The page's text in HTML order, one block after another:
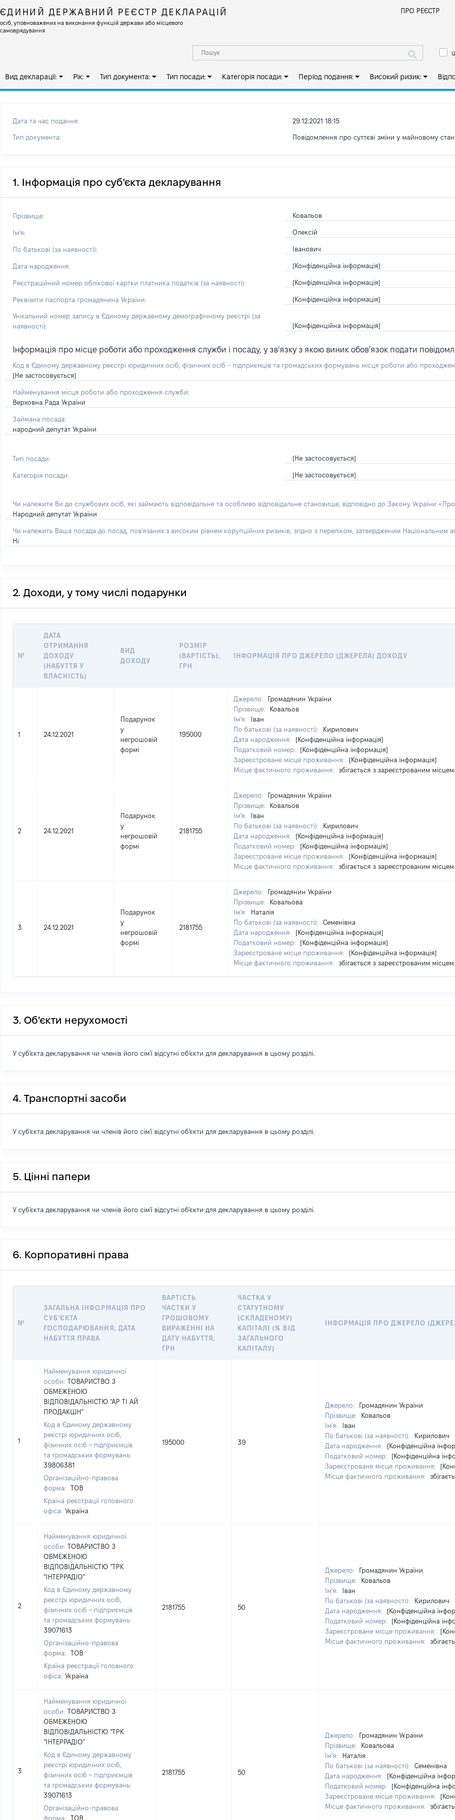
ЄДИНИЙ ДЕРЖАВНИЙ РЕЄСТР ДЕКЛАРАЦІЙ
осіб, уповноважених на виконання функцій держави або місцевого
самоврядування
ПРО РЕЄСТР
Вид декларації: Рік: Тип документа: Тип посади: Категорія посади: Період подання: Високий ризик:
Дата та час подання: 29.12.2021 18:15
Тип документа: Повідомлення про суттєві зміни у майновому
1. Інформація про суб'єкта декларування
Прізвище: Ковальов
Ім'я: Олексій
По батькові (за наявності): Іванович
Дата народження: [Конфіденційна інформація]
Реєстраційний номер облікової картки платника податків (за наявності): [Конфіденційна інформація]
Реквізити паспорта громадянина України: [Конфіденційна інформація]
Унікальний номер запису в Єдиному державному демографічному реєстрі (за
наявності):
[Конфіденційна інформація]
Інформація про місце роботи або проходження служби і посаду, у зв’язку з якою виник обов’язок подати
Код в Єдиному державному реєстрі юридичних осіб, фізичних осіб - підприємців та громадських формувань місця роботи або
[Не застосовується]
Найменування місця роботи або проходження служби:
Верховна Рада України
Займана посада:
народний депутат України
Тип посади: [Не застосовується]
Категорія посади: [Не застосовується]
Чи належите Ви до службових осіб, які займають відповідальне та особливо відповідальне становище, відповідно до Закону України «Про
Народний депутат України
Чи належить Ваша посада до посад, пов'язаних з високим рівнем корупційних ризиків, згідно з переліком, затвердженим Національним
Ні
2. Доходи, у тому числі подарунки
№
ДАТА
ОТРИМАННЯ
ДОХОДУ
(НАБУТТЯ У
ВЛАСНІСТЬ)
ВИД
ДОХОДУ
РОЗМІР
(ВАРТІСТЬ),
ГРН
ІНФОРМАЦІЯ ПРО ДЖЕРЕЛО (ДЖЕРЕЛА) ДОХОДУ
1 24.12.2021
Подарунок
у
негрошовій
формі
195000
Джерело:
Громадянин України
Прізвище:
Ковальов
Ім'я:
Іван
По батькові (за наявності):
Кирилович
Дата народження:
[Конфіденційна інформація]
Податковий номер:
[Конфіденційна інформація]
Зареєстроване місце проживання:
[Конфіденційна інформація]
Місце фактичного проживання:
збігається з зареєстрованим
2 24.12.2021
Подарунок
у
негрошовій
формі
2181755
Джерело:
Громадянин України
Прізвище:
Ковальов
Ім'я:
Іван
По батькові (за наявності):
Кирилович
Дата народження:
[Конфіденційна інформація]
Податковий номер:
[Конфіденційна інформація]
Зареєстроване місце проживання:
[Конфіденційна інформація]
Місце фактичного проживання:
збігається з зареєстрованим
3 24.12.2021
Подарунок
у
негрошовій
формі
2181755
Джерело:
Громадянин України
Прізвище:
Ковальова
Ім'я:
Наталія
По батькові (за наявності):
Семенівна
Дата народження:
[Конфіденційна інформація]
Податковий номер:
[Конфіденційна інформація]
Зареєстроване місце проживання:
[Конфіденційна інформація]
Місце фактичного проживання:
збігається з зареєстрованим
3. Об'єкти нерухомості
У суб'єкта декларування чи членів його сім'ї відсутні об'єкти для декларування в цьому розділі.
4. Транспортні засоби
У суб'єкта декларування чи членів його сім'ї відсутні об'єкти для декларування в цьому розділі.
5. Цінні папери
У суб'єкта декларування чи членів його сім'ї відсутні об'єкти для декларування в цьому розділі.
6. Корпоративні права
№
ЗАГАЛЬНА ІНФОРМАЦІЯ ПРО
СУБ’ЄКТА
ГОСПОДАРЮВАННЯ, ДАТА
НАБУТТЯ ПРАВА
ВАРТІСТЬ
ЧАСТКИ У
ГРОШОВОМУ
ВИРАЖЕННІ НА
ДАТУ НАБУТТЯ,
ГРН
ЧАСТКА У
СТАТУТНОМУ
(СКЛАДЕНОМУ)
КАПІТАЛІ (% ВІД
ЗАГАЛЬНОГО
КАПІТАЛУ)
ІНФОРМАЦІЯ ПРО ДЖЕРЕЛО
1
Найменування юридичної
особи: ТОВАРИСТВО З
ОБМЕЖЕНОЮ
ВІДПОВІДАЛЬНІСТЮ "АР ТІ АЙ
ПРОДАКШН"
Код в Єдиному державному
реєстрі юридичних осіб,
фізичних осіб – підприємців
та громадських формувань:
39806381
Організаційно-правова
форма:
ТОВ
Країна реєстрації головного
офіса: Україна
195000 39
Джерело:
Громадянин України
Прізвище:
Ковальов
Ім'я:
Іван
По батькові (за наявності):
Кирилович
Дата народження:
[Конфіденційна
Податковий номер:
[Конфіденційна
Зареєстроване місце проживання:
Місце фактичного проживання:
2
Найменування юридичної
особи: ТОВАРИСТВО З
ОБМЕЖЕНОЮ
ВІДПОВІДАЛЬНІСТЮ "ТРК
"ІНТЕРРАДІО"
Код в Єдиному державному
реєстрі юридичних осіб,
фізичних осіб – підприємців
та громадських формувань:
39071613
Організаційно-правова
форма:
ТОВ
Країна реєстрації головного
офіса: Україна
2181755 50
Джерело:
Громадянин України
Прізвище:
Ковальов
Ім'я:
Іван
По батькові (за наявності):
Кирилович
Дата народження:
[Конфіденційна
Податковий номер:
[Конфіденційна
Зареєстроване місце проживання:
Місце фактичного проживання:
3
Найменування юридичної
особи: ТОВАРИСТВО З
ОБМЕЖЕНОЮ
ВІДПОВІДАЛЬНІСТЮ "ТРК
"ІНТЕРРАДІО"
Код в Єдиному державному
реєстрі юридичних осіб,
фізичних осіб – підприємців
та громадських формувань:
39071613
Організаційно-правова
форма:
ТОВ
2181755 50
Джерело:
Громадянин України
Прізвище:
Ковальова
Ім'я:
Наталія
По батькові (за наявності):
Семенівна
Дата народження:
[Конфіденційна
Податковий номер:
[Конфіденційна
Зареєстроване місце проживання:
Місце фактичного проживання: